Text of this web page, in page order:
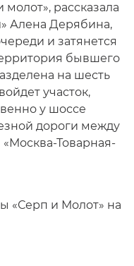
рассказала
Алена Дерябина,
и затянется
бывшего
на шесть
участок,
у шоссе
дороги между
Товарная-
«Серп и Молот» на